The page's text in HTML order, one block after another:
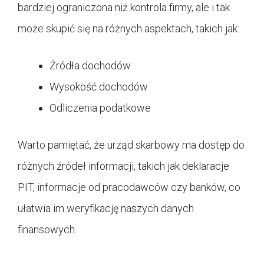
bardziej ograniczona niż kontrola firmy, ale i tak
może skupić się na różnych aspektach, takich jak:
Źródła dochodów
Wysokość dochodów
Odliczenia podatkowe
Warto pamiętać, że urząd skarbowy ma dostęp do
różnych źródeł informacji, takich jak deklaracje
PIT, informacje od pracodawców czy banków, co
ułatwia im weryfikację naszych danych
finansowych.